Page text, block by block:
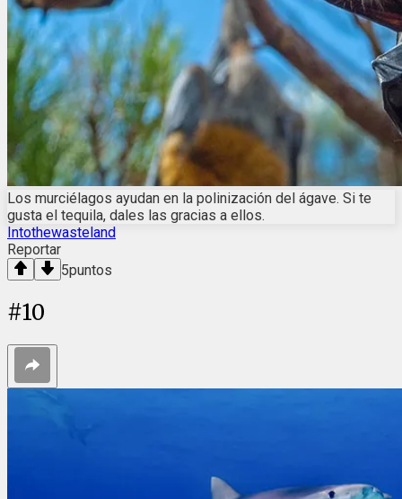
Los murciélagos ayudan en la polinización del ágave. Si te
gusta el tequila, dales las gracias a ellos.
Intothewasteland
Reportar
5puntos
#10